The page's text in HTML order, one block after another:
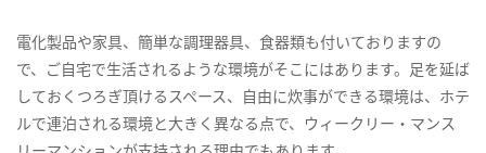
電化製品や家具、簡単な調理器具、食器類も付いておりますの
で、ご自宅で生活されるような環境がそこにはあります。足を延ば
しておくつろぎ頂けるスペース、自由に炊事ができる環境は、ホテ
ルで連泊される環境と大きく異なる点で、ウィークリー・マンス